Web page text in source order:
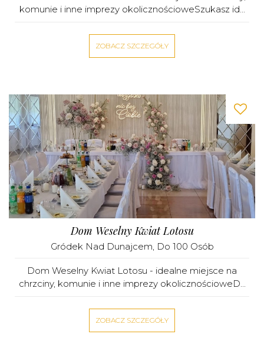
komunie i inne imprezy okolicznościoweSzukasz id...
ZOBACZ SZCZEGÓŁY
Dom Weselny Kwiat Lotosu
Gródek Nad Dunajcem, Do 100 Osób
Dom Weselny Kwiat Lotosu - idealne miejsce na
chrzciny, komunie i inne imprezy okolicznościoweD...
ZOBACZ SZCZEGÓŁY